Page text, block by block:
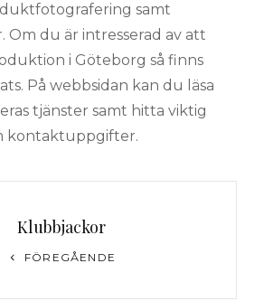
samt
Om du är intresserad av att
i Göteborg så finns
På webbsidan kan du läsa
tjänster samt hitta viktig
kontaktuppgifter.
Klubbjackor
FÖREGÅENDE